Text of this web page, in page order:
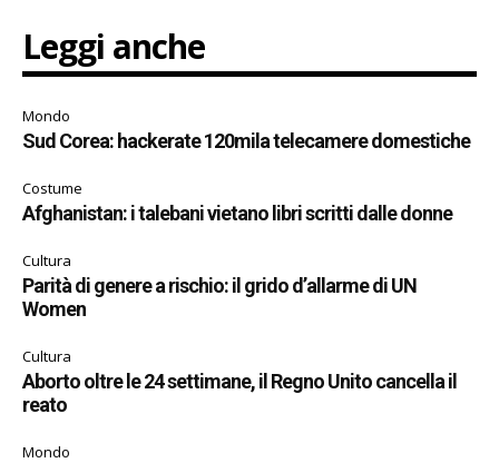
Leggi anche
Mondo
Sud Corea: hackerate 120mila telecamere domestiche
Costume
Afghanistan: i talebani vietano libri scritti dalle donne
Cultura
Parità di genere a rischio: il grido d’allarme di UN
Women
Cultura
Aborto oltre le 24 settimane, il Regno Unito cancella il
reato
Mondo